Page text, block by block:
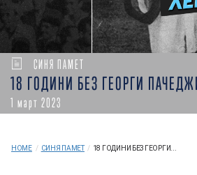
СИНЯ ПАМЕТ
18 ГОДИНИ БЕЗ ГЕОРГИ
1 март 2023
HOME / СИНЯ ПАМЕТ / 18 ГОДИНИ БЕЗ ГЕОРГИ...